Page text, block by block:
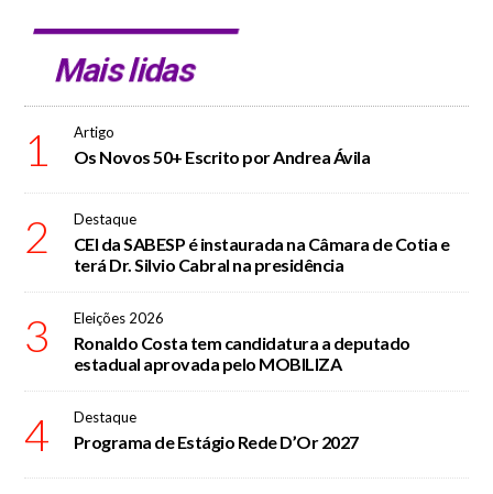
Mais lidas
1 Artigo
Os Novos 50+ Escrito por Andrea Ávila
2 Destaque
CEI da SABESP é instaurada na Câmara de Cotia e
terá Dr. Silvio Cabral na presidência
3 Eleições 2026
Ronaldo Costa tem candidatura a deputado
estadual aprovada pelo MOBILIZA
4 Destaque
Programa de Estágio Rede D’Or 2027